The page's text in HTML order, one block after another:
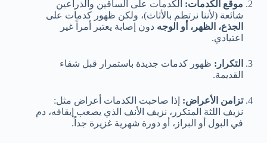
موقع الكدمات: الكدمات على الساقين والذراعين
شائعة (لأننا نرتطم بالأثاث)، ولكن ظهور كدمات على
الجذع، الظهر، أو الوجه دون إصابة يعتبر أمراً غير
اعتيادي.
التكرار: ظهور كدمات جديدة باستمرار قبل شفاء
القديمة.
تزامن الأعراض: إذا صاحبت الكدمات أعراض مثل:
نزيف اللثة المتكرر، نزيف الأنف الذي يصعب إيقافه، دم
في البول أو البراز، أو دورة شهرية غزيرة جداً.